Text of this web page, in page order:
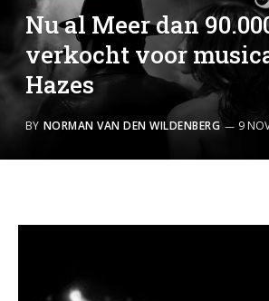
Nu al Meer dan
verkocht voor
Hazes
BY NORMAN VAN DEN WILDENBERG 9